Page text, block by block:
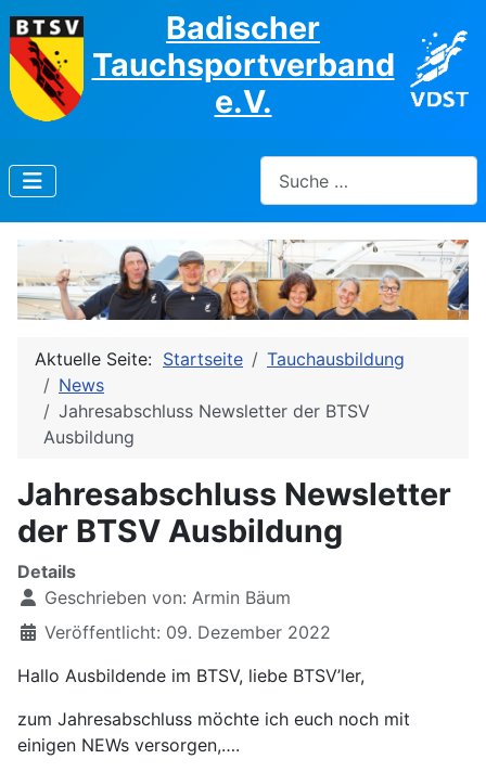
Badischer
Tauchsportverband
e.V.
Aktuelle Seite: Startseite
Tauchausbildung
News
Jahresabschluss Newsletter der BTSV
Ausbildung
Jahresabschluss Newsletter
der BTSV Ausbildung
Details
Geschrieben von: Armin Bäum
Veröffentlicht: 09. Dezember 2022
Hallo Ausbildende im BTSV, liebe BTSV’ler,
zum Jahresabschluss möchte ich euch noch mit
einigen NEWs versorgen,….